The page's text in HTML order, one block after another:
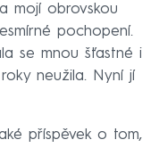
mojí obrovskou
pochopení.
se mnou šťastné i
neužila. Nyní jí
příspěvek o tom,